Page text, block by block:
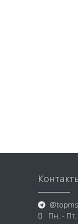
Пн. -